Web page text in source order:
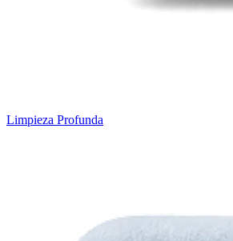
Limpieza Profunda